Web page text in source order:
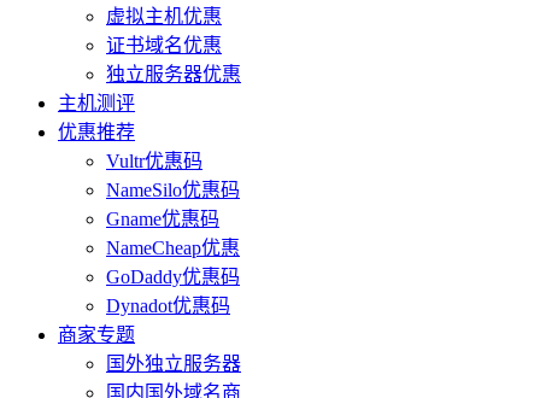
虚拟主机优惠
证书域名优惠
独立服务器优惠
主机测评
优惠推荐
Vultr优惠码
NameSilo优惠码
Gname优惠码
NameCheap优惠
GoDaddy优惠码
Dynadot优惠码
商家专题
国外独立服务器
国内国外域名商